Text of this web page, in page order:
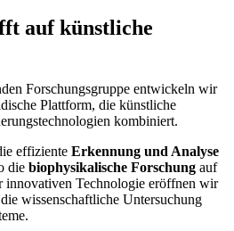
auf künstliche
Forschungsgruppe entwickeln wir
Plattform, die künstliche
kombiniert.
effiziente Erkennung und Analyse
die biophysikalische Forschung auf
innovativen Technologie eröffnen wir
wissenschaftliche Untersuchung